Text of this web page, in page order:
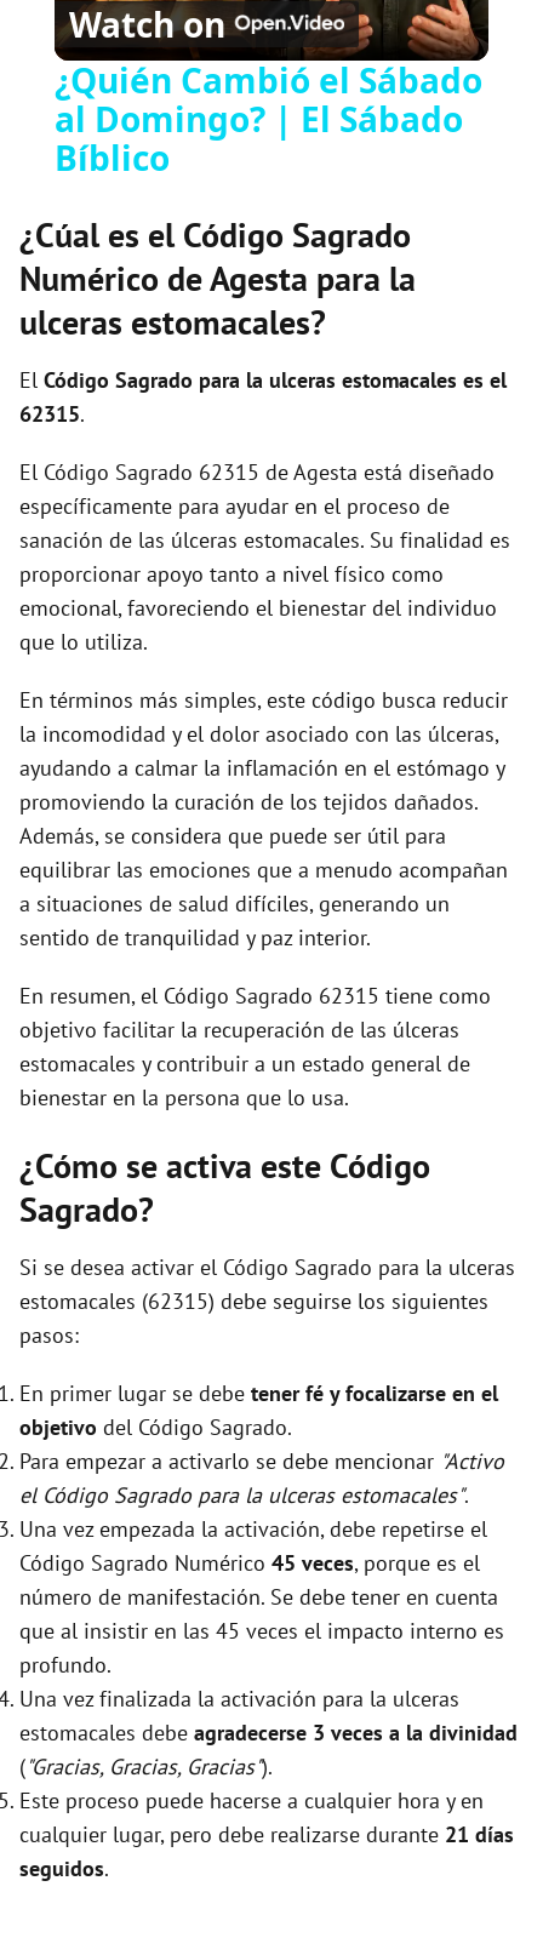
Video
Watch on
¿Quién Cambió el Sábado
al Domingo? | El Sábado
Bíblico
¿Cúal es el Código Sagrado
Numérico de Agesta para la
ulceras estomacales?
El Código Sagrado para la ulceras estomacales es el
62315.
El Código Sagrado 62315 de Agesta está diseñado
específicamente para ayudar en el proceso de
sanación de las úlceras estomacales. Su finalidad es
proporcionar apoyo tanto a nivel físico como
emocional, favoreciendo el bienestar del individuo
que lo utiliza.
En términos más simples, este código busca reducir
la incomodidad y el dolor asociado con las úlceras,
ayudando a calmar la inflamación en el estómago y
promoviendo la curación de los tejidos dañados.
Además, se considera que puede ser útil para
equilibrar las emociones que a menudo acompañan
a situaciones de salud difíciles, generando un
sentido de tranquilidad y paz interior.
En resumen, el Código Sagrado 62315 tiene como
objetivo facilitar la recuperación de las úlceras
estomacales y contribuir a un estado general de
bienestar en la persona que lo usa.
¿Cómo se activa este Código
Sagrado?
Si se desea activar el Código Sagrado para la ulceras
estomacales (62315) debe seguirse los siguientes
pasos:
En primer lugar se debe tener fé y focalizarse en el
objetivo del Código Sagrado.
Para empezar a activarlo se debe mencionar "Activo
el Código Sagrado para la ulceras estomacales".
Una vez empezada la activación, debe repetirse el
Código Sagrado Numérico 45 veces, porque es el
número de manifestación. Se debe tener en cuenta
que al insistir en las 45 veces el impacto interno es
profundo.
Una vez finalizada la activación para la ulceras
estomacales debe agradecerse 3 veces a la divinidad
("Gracias, Gracias, Gracias").
Este proceso puede hacerse a cualquier hora y en
cualquier lugar, pero debe realizarse durante 21 días
seguidos.